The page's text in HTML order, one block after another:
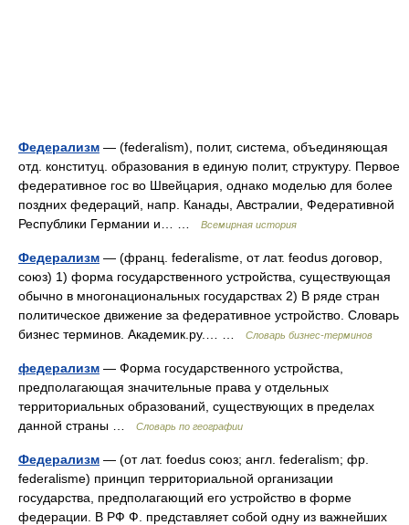
Федерализм — (federalism), полит, система, объединяющая
отд. конституц. образования в единую полит, структуру. Первое
федеративное гос во Швейцария, однако моделью для более
поздних федераций, напр. Канады, Австралии, Федеративной
Республики Германии и… …
Всемирная история
Федерализм — (франц. federalisme, от лат. feodus договор,
союз) 1) форма государственного устройства, существующая
обычно в многонациональных государствах 2) В ряде стран
политическое движение за федеративное устройство. Словарь
бизнес терминов. Академик.ру.… …
Словарь бизнес-терминов
федерализм — Форма государственного устройства,
предполагающая значительные права у отдельных
территориальных образований, существующих в пределах
данной страны …
Словарь по географии
Федерализм — (от лат. foedus союз; англ. federalism; фр.
federalisme) принцип территориальной организации
государства, предполагающий его устройство в форме
федерации. В РФ Ф. представляет собой одну из важнейших